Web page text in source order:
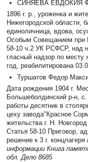
СИНЯЕВА ЕВДОКИЯ
1896 г. р., уроженка и
Нижегородской области,
единоличница, вдова,
Особым Совещанием при
58-10 ч.2 УК РСФСР, над
гласный надзор по месту
год, реабилитирована
Туршатов Федор
Дата рождения 1904 г.
Большеболдинский р-н,
работы десятник в
цеху завода"Красное
жительства г. Н.
Статья 58-10 Приговор,
решение к 3 г. концлагеря
информации Книга
обл. Дело 8685